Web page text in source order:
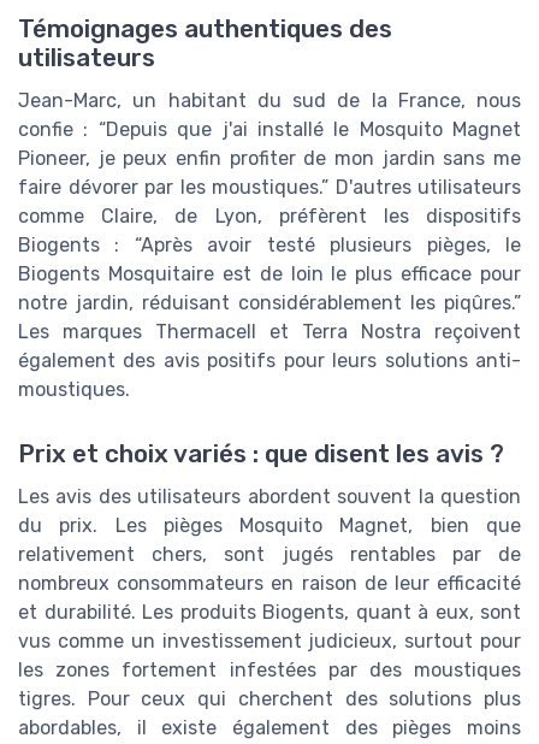
Témoignages authentiques des
utilisateurs
Jean-Marc, un habitant du sud de la France, nous
confie : “Depuis que j'ai installé le Mosquito Magnet
Pioneer, je peux enfin profiter de mon jardin sans me
faire dévorer par les moustiques.” D'autres utilisateurs
comme Claire, de Lyon, préfèrent les dispositifs
Biogents : “Après avoir testé plusieurs pièges, le
Biogents Mosquitaire est de loin le plus efficace pour
notre jardin, réduisant considérablement les piqûres.”
Les marques Thermacell et Terra Nostra reçoivent
également des avis positifs pour leurs solutions anti-
moustiques.
Prix et choix variés : que disent les avis ?
Les avis des utilisateurs abordent souvent la question
du prix. Les pièges Mosquito Magnet, bien que
relativement chers, sont jugés rentables par de
nombreux consommateurs en raison de leur efficacité
et durabilité. Les produits Biogents, quant à eux, sont
vus comme un investissement judicieux, surtout pour
les zones fortement infestées par des moustiques
tigres. Pour ceux qui cherchent des solutions plus
abordables, il existe également des pièges moins